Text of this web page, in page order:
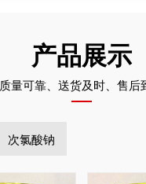
产品展示
质量可靠、送货及时、售后
次氯酸钠